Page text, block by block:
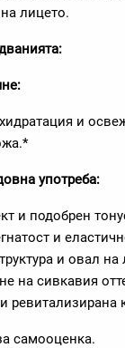
лицето.
и
употреба:
и подобрен
и
и овал на
на сивкавия
ревитализирана
самооценка.